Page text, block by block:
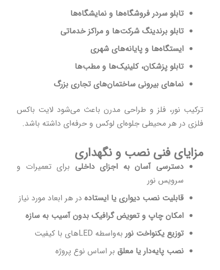
تابلو سردر فروشگاه‌ها و نمایشگاه‌ها
تابلو برندینگ شرکت‌ها و مراکز خدماتی
ایستگاه‌ها و پایانه‌های شهری
تابلو پزشکان، کلینیک‌ها و مطب‌ها
نماهای بیرونی ساختمان‌های تجاری بزرگ
ترکیب نور، فلز و طراحی مدرن باعث می‌شود لایت باکس
فلزی در هر محیطی جلوه‌ای لوکس و حرفه‌ای داشته باشد.
مزایای فنی نصب و نگهداری
دسترسی آسان به اجزای داخلی برای تعمیرات و
سرویس نور
قابلیت نصب دیواری یا ایستاده در هر ابعاد مورد نیاز
امکان چاپ و تعویض گرافیک بدون آسیب به سازه
توزیع یکنواخت نور به‌واسطه LEDهای با کیفیت
نصب پایه‌دار یا معلق بر اساس نوع پروژه